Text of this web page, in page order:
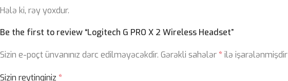
Hələ ki, rəy yoxdur.
Be the first to review “Logitech G PRO X 2 Wireless Headset”
Sizin e-poçt ünvanınız dərc edilməyəcəkdir. Gərəkli sahələr*ilə işarələnmişdir
Sizin reytinqiniz *